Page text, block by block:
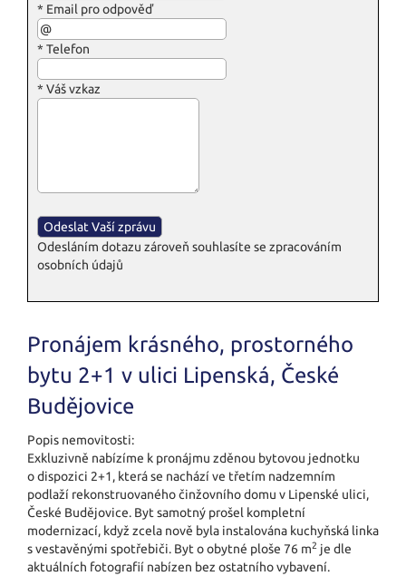
* Email pro odpověď
* Telefon
* Váš vzkaz
Odesláním dotazu zároveň souhlasíte se zpracováním
osobních údajů
Pronájem krásného, prostorného
bytu 2+1 v ulici Lipenská, České
Budějovice
Popis nemovitosti:
Exkluzivně nabízíme k pronájmu zděnou bytovou jednotku
o dispozici 2+1, která se nachází ve třetím nadzemním
podlaží rekonstruovaného činžovního domu v Lipenské ulici,
České Budějovice. Byt samotný prošel kompletní
modernizací, když zcela nově byla instalována kuchyňská linka
s vestavěnými spotřebiči. Byt o obytné ploše 76 m2 je dle
aktuálních fotografií nabízen bez ostatního vybavení.